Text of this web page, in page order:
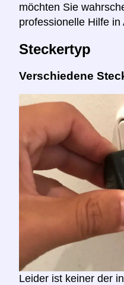
möchten Sie
professionelle Hilfe
Steckertyp
Verschiedene
Leider ist keiner der